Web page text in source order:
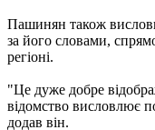
Пашинян також
за його словами,
регіоні.
"Це дуже добре
відомство висловлює
додав він.